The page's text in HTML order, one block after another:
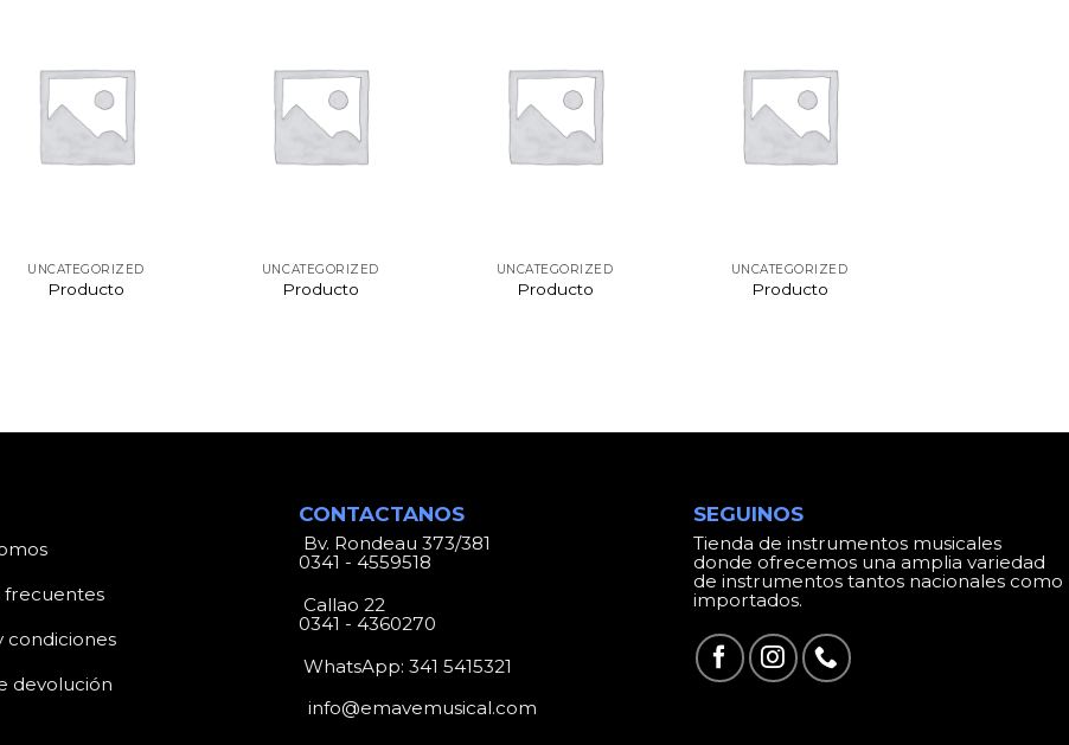
UNCATEGORIZED
Producto
UNCATEGORIZED
Producto
UNCATEGORIZED
Producto
UNCATEGORIZED
Producto
frecuentes
condiciones
devolución
CONTACTANOS
Bv. Rondeau 373/381
0341 - 4559518
Callao 22
0341 - 4360270
WhatsApp:341 5415321
info@emavemusical.com
SEGUINOS
Tienda de instrumentos musicales
donde ofrecemos una amplia variedad
de instrumentos tantos nacionales como
importados.